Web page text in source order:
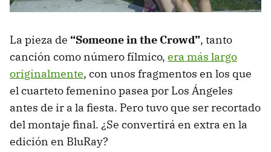
La pieza de “Someone in the Crowd”, tanto
canción como número fílmico, era más largo
originalmente, con unos fragmentos en los que
el cuarteto femenino pasea por Los Ángeles
antes de ir a la fiesta. Pero tuvo que ser recortado
del montaje final. ¿Se convertirá en extra en la
edición en BluRay?